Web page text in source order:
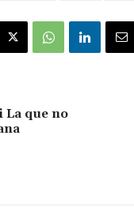
La que no